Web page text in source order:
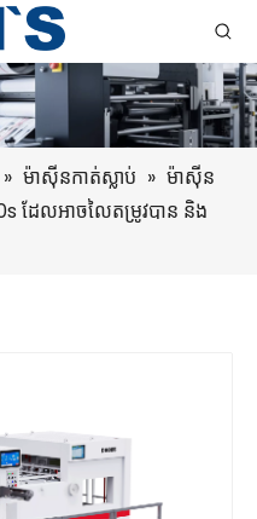
» ម៉ាស៊ីនកាត់ស្លាប់ » ម៉ាស៊ីន
ដែលអាចលៃតម្រូវបាន និង